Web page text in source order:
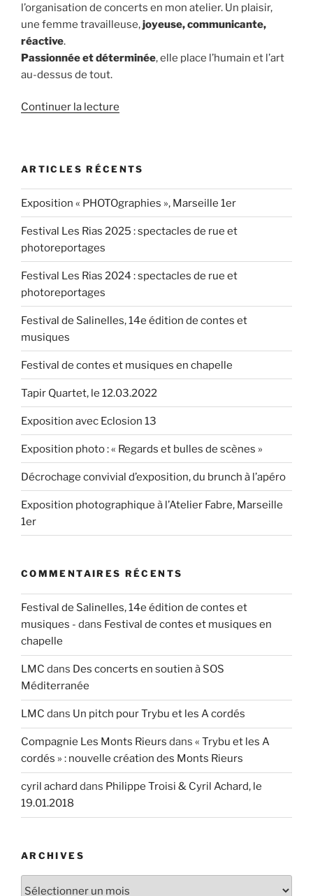
l’organisation de concerts en mon atelier. Un plaisir,
une femme travailleuse,joyeuse, communicante,
réactive.
Passionnée et déterminée, elle place l’humain et l’art
au-dessus de tout.
Continuer la lecture
« Sabine
place
l’humain
et
dessus
tout » »
ARTICLES RÉCENTS
Exposition « PHOTOgraphies », Marseille 1er
Festival Les Rias 2025 : spectacles de rue et
photoreportages
Festival Les Rias 2024 : spectacles de rue et
photoreportages
Festival de Salinelles, 14e édition de contes et
musiques
Festival de contes et musiques en chapelle
Tapir Quartet, le 12.03.2022
Exposition avec Eclosion 13
Exposition photo : « Regards et bulles de scènes »
Décrochage convivial d’exposition, du brunch à l’apéro
Exposition photographique à l’Atelier Fabre, Marseille
1er
COMMENTAIRES RÉCENTS
Festival de Salinelles, 14e édition de contes et
musiques - dans Festival de contes et musiques en
chapelle
LMC dans Des concerts en soutien à SOS
Méditerranée
LMC dans Un pitch pour Trybu et les A cordés
Compagnie Les Monts Rieurs dans « Trybu et les A
cordés » : nouvelle création des Monts Rieurs
cyril achard dans Philippe Troisi & Cyril Achard, le
19.01.2018
ARCHIVES